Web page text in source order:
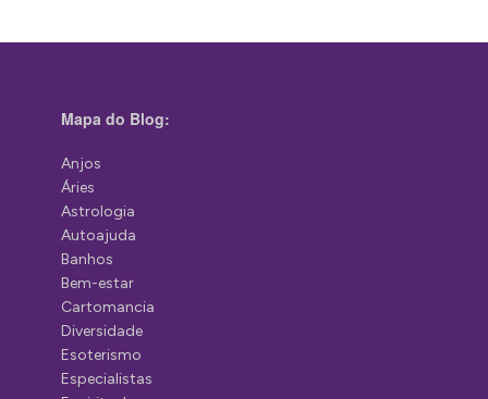
Mapa do Blog:
Anjos
Áries
Astrologia
Autoajuda
Banhos
Bem-estar
Cartomancia
Diversidade
Esoterismo
Especialistas